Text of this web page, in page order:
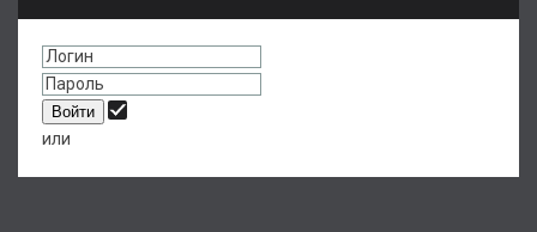
или